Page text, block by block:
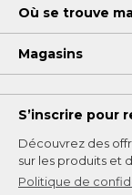
Où se trouve
Magasins
S’inscrire pour
Découvrez des
sur les produits et
Politique de